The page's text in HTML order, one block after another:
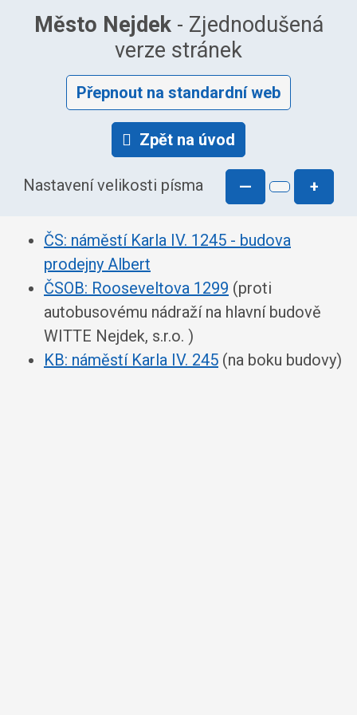
Město Nejdek- Zjednodušená
verze stránek
Přepnout na standardní web
Zpět na úvod
Nastavení velikosti písma — +
ČS: náměstí Karla IV. 1245 - budova
prodejny Albert
ČSOB: Rooseveltova 1299 (proti
autobusovému nádraží na hlavní budově
WITTE Nejdek, s.r.o. )
KB: náměstí Karla IV. 245 (na boku budovy)